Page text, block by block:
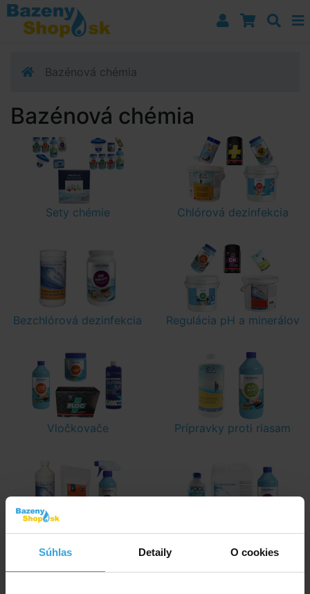
Súhlas Detaily O cookies
Prejsť k navigácii
Prejsť na obsah
Prejsť k bočnému stĺpci
Bazénová chémia
Bazénová chémia
Sety chémie Chlórová dezinfekcia
Bezchlórová dezinfekcia Regulácia pH a minerálov
Vločkovače Prípravky proti riasam
Čistiace prípravky Zazimovacie prípravky